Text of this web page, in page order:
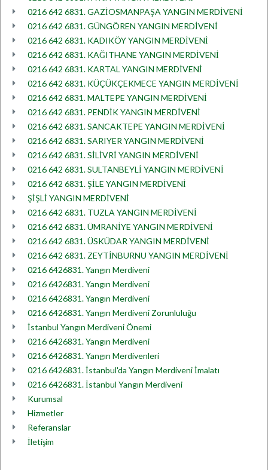
0216 642 6831. GAZİOSMANPAŞA YANGIN MERDİVENİ
0216 642 6831. GÜNGÖREN YANGIN MERDİVENİ
0216 642 6831. KADIKÖY YANGIN MERDİVENİ
0216 642 6831. KAĞITHANE YANGIN MERDİVENİ
0216 642 6831. KARTAL YANGIN MERDİVENİ
0216 642 6831. KÜÇÜKÇEKMECE YANGIN MERDİVENİ
0216 642 6831. MALTEPE YANGIN MERDİVENİ
0216 642 6831. PENDİK YANGIN MERDİVENİ
0216 642 6831. SANCAKTEPE YANGIN MERDİVENİ
0216 642 6831. SARIYER YANGIN MERDİVENİ
0216 642 6831. SİLİVRİ YANGIN MERDİVENİ
0216 642 6831. SULTANBEYLİ YANGIN MERDİVENİ
0216 642 6831. ŞİLE YANGIN MERDİVENİ
ŞİŞLİ YANGIN MERDİVENİ
0216 642 6831. TUZLA YANGIN MERDİVENİ
0216 642 6831. ÜMRANİYE YANGIN MERDİVENİ
0216 642 6831. ÜSKÜDAR YANGIN MERDİVENİ
0216 642 6831. ZEYTİNBURNU YANGIN MERDİVENİ
0216 6426831. Yangın Merdiveni
0216 6426831. Yangın Merdiveni
0216 6426831. Yangın Merdiveni
0216 6426831. Yangın Merdiveni Zorunluluğu
İstanbul Yangın Merdiveni Önemi
0216 6426831. Yangın Merdiveni
0216 6426831. Yangın Merdivenleri
0216 6426831. İstanbul'da Yangın Merdiveni İmalatı
0216 6426831. İstanbul Yangın Merdiveni
Kurumsal
Hizmetler
Referanslar
İletişim